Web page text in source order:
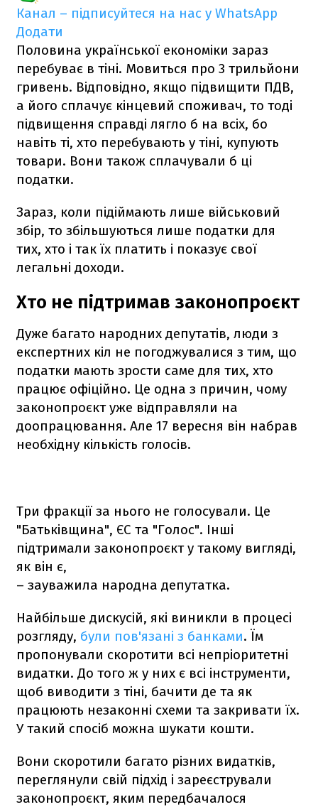
Канал – підписуйтеся на нас у WhatsApp
Додати
Половина української економіки зараз
перебуває в тіні. Мовиться про 3 трильйони
гривень. Відповідно, якщо підвищити ПДВ,
а його сплачує кінцевий споживач, то тоді
підвищення справді лягло б на всіх, бо
навіть ті, хто перебувають у тіні, купують
товари. Вони також сплачували б ці
податки.
Зараз, коли підіймають лише військовий
збір, то збільшуються лише податки для
тих, хто і так їх платить і показує свої
легальні доходи.
Хто не підтримав законопроєкт
Дуже багато народних депутатів, люди з
експертних кіл не погоджувалися з тим, що
податки мають зрости саме для тих, хто
працює офіційно. Це одна з причин, чому
законопроєкт уже відправляли на
доопрацювання. Але 17 вересня він набрав
необхідну кількість голосів.
Три фракції за нього не голосували. Це
"Батьківщина", ЄС та "Голос". Інші
підтримали законопроєкт у такому вигляді,
як він є,
– зауважила народна депутатка.
Найбільше дискусій, які виникли в процесі
розгляду, були пов'язані з банками. Їм
пропонували скоротити всі непріоритетні
видатки. До того ж у них є всі інструменти,
щоб виводити з тіні, бачити де та як
працюють незаконні схеми та закривати їх.
У такий спосіб можна шукати кошти.
Вони скоротили багато різних видатків,
переглянули свій підхід і зареєстрували
законопроєкт, яким передбачалося